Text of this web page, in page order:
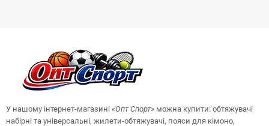
У нашому інтернет-магазині «ОптСпорт» можна купити: обтяжувачі
набірні та універсальні, жилети-обтяжувачі, пояси для кімоно,